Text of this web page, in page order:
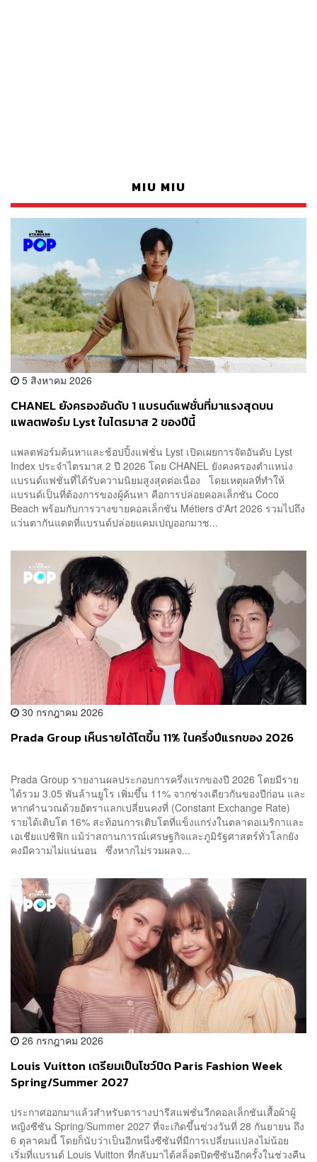
MIU MIU
5 สิงหาคม 2026
CHANEL ยังครองอันดับ 1 แบรนด์แฟชั่นที่มาแรงสุดบน
แพลตฟอร์ม Lyst ในไตรมาส 2 ของปีนี้
แพลตฟอร์มค้นหาและช้อปปิ้งแฟชั่น Lyst เปิดเผยการจัดอันดับ Lyst
Index ประจำไตรมาส 2 ปี 2026 โดย CHANEL ยังคงครองตำแหน่ง
แบรนด์แฟชั่นที่ได้รับความนิยมสูงสุดต่อเนื่อง โดยเหตุผลที่ทำให้
แบรนด์เป็นที่ต้องการของผู้ค้นหา คือการปล่อยคอลเล็กชัน Coco
Beach พร้อมกับการวางขายคอลเล็กชัน Métiers d'Art 2026 รวมไปถึง
แว่นตากันแดดที่แบรนด์ปล่อยแคมเปญออกมาช...
30 กรกฎาคม 2026
Prada Group เห็นรายได้โตขึ้น 11% ในครึ่งปีแรกของ 2026
Prada Group รายงานผลประกอบการครึ่งแรกของปี 2026 โดยมีราย
ได้รวม 3.05 พันล้านยูโร เพิ่มขึ้น 11% จากช่วงเดียวกันของปีก่อน และ
หากคำนวณด้วยอัตราแลกเปลี่ยนคงที่ (Constant Exchange Rate)
รายได้เติบโต 16% สะท้อนการเติบโตที่แข็งแกร่งในตลาดอเมริกาและ
เอเชียแปซิฟิก แม้ว่าสถานการณ์เศรษฐกิจและภูมิรัฐศาสตร์ทั่วโลกยัง
คงมีความไม่แน่นอน ซึ่งหากไม่รวมผลจ...
26 กรกฎาคม 2026
Louis Vuitton เตรียมเป็นโชว์ปิด Paris Fashion Week
Spring/Summer 2027
ประกาศออกมาแล้วสำหรับตารางปารีสแฟชั่นวีกคอลเล็กชันเสื้อผ้าผู้
หญิงซีซัน Spring/Summer 2027 ที่จะเกิดขึ้นช่วงวันที่ 28 กันยายน ถึง
6 ตุลาคมนี้ โดยก็นับว่าเป็นอีกหนึ่งซีซันที่มีการเปลี่ยนแปลงไม่น้อย
เริ่มที่แบรนด์ Louis Vuitton ที่กลับมาได้สล็อตปิดซีซันอีกครั้งในช่วงคืน